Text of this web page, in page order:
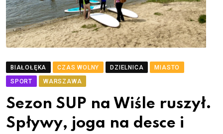
BIAŁOŁĘKA CZAS WOLNY DZIELNICA
MIASTO
SPORT
WARSZAWA
Sezon SUP na Wiśle ruszył.
Spływy, joga na desce i